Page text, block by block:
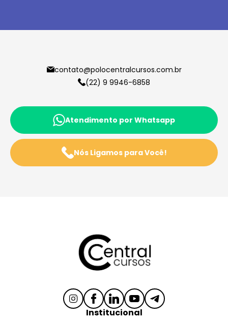
contato@polocentralcursos.com.br
(22) 9 9946-6858
Atendimento por Whatsapp
Nós Ligamos para Você!
Institucional